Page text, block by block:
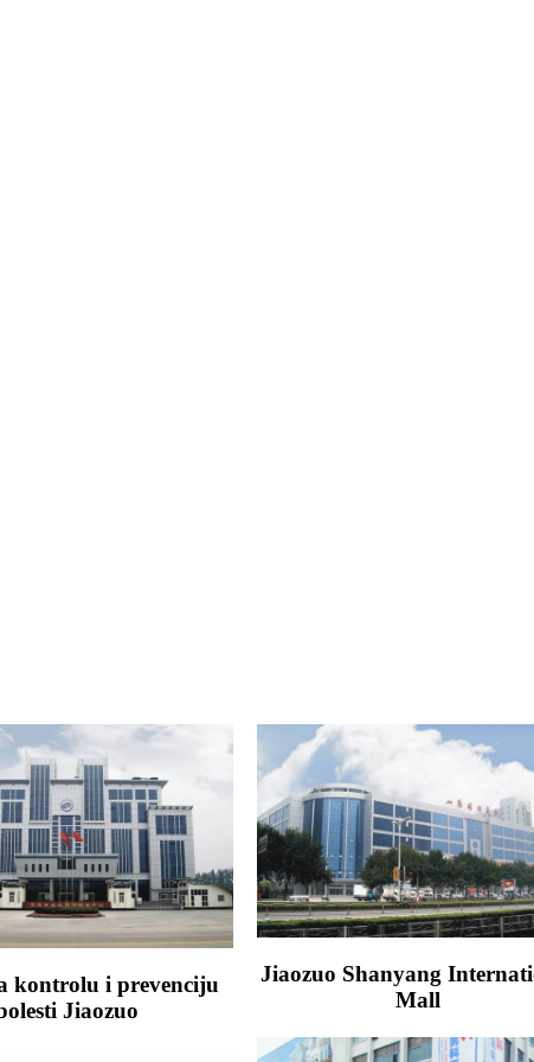
kontrolu i prevenciju
Jiaozuo
Jiaozuo Shanyang
Mall